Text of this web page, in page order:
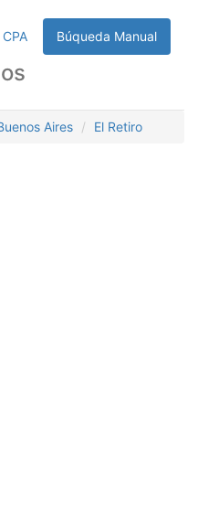
Búqueda Manual
Aires El Retiro